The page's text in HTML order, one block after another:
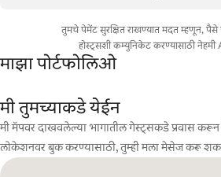
तुमचे पेमेंट सुरक्षित राखण्यात मदत म्हणून, पैसे
होस्ट्सशी कम्युनिकेट करण्यासाठी नेहमी
माझा पोर्टफोलिओ
मी तुमच्याकडे येईन
मी मॅपवर दाखवलेल्या भागातील गेस्ट्सकडे प्रवास करून
लोकेशनवर बुक करण्यासाठी, तुम्ही मला मेसेज करू